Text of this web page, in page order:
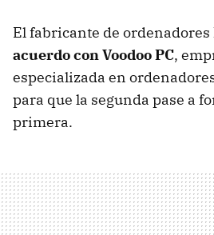
El fabricante de ordenadores
acuerdo con Voodoo PC,
especializada en
para que la segunda pase a
primera.